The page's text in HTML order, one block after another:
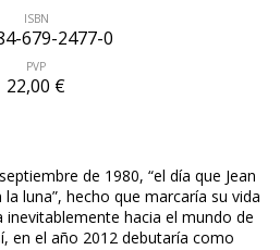
ISBN
679-2477-0
PVP
22,00 €
de 1980, “el día que Jean
luna”, hecho que marcaría su vida
inevitablemente hacia el mundo de
en el año 2012 debutaría como